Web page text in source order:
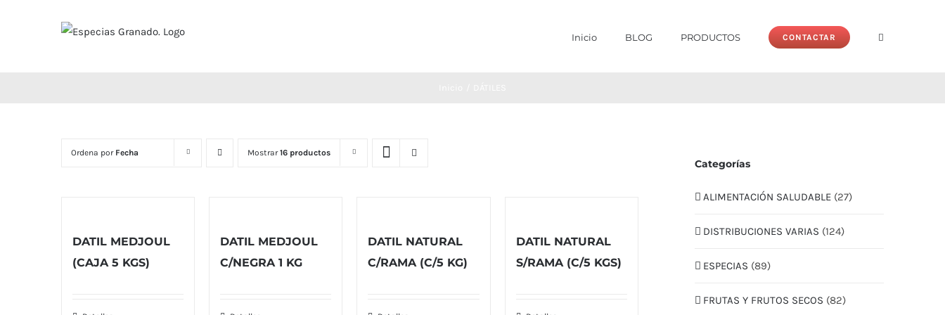
Inicio BLOG PRODUCTOS CONTACTAR
Ordena por Fecha Mostrar16 productos
DATIL MEDJOUL
(CAJA 5 KGS)
DATIL MEDJOUL
C/NEGRA 1 KG
DATIL NATURAL
C/RAMA (C/5 KG)
DATIL NATURAL
S/RAMA (C/5 KGS)
Categorías
ALIMENTACIÓN SALUDABLE (27)
DISTRIBUCIONES VARIAS (124)
ESPECIAS (89)
FRUTAS Y FRUTOS SECOS (82)